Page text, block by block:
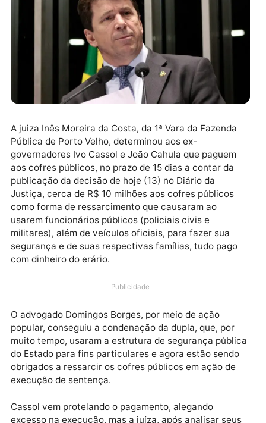
target="_blank" rel="nofollow">
A juiza Inês Moreira da Costa, da 1ª Vara da Fazenda
Pública de Porto Velho, determinou aos ex-
governadores Ivo Cassol e João Cahula que paguem
aos cofres públicos, no prazo de 15 dias a contar da
publicação da decisão de hoje (13) no Diário da
como forma de ressarcimento que causaram ao
militares), além de veículos oficiais, para fazer sua
segurança e de suas respectivas famílias, tudo pago
com dinheiro do erário.
Publicidade
O advogado Domingos Borges, por meio de ação